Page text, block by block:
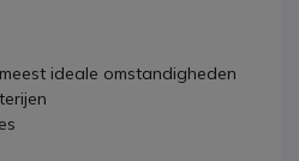
ideale omstandigheden